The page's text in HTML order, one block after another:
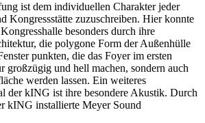
ist dem individuellen Charakter jeder
Kongressstätte zuzuschreiben. Hier konnte
besonders durch ihre
die polygone Form der Außenhülle
punkten, die das Foyer im ersten
großzügig und hell machen, sondern auch
werden lassen. Ein weiteres
der kING ist ihre besondere Akustik. Durch
kING installierte Meyer Sound